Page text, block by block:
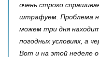
очень строго
штрафуем. Проблема
можем три дня
погодных условиях, а
Вот и на этой неделе